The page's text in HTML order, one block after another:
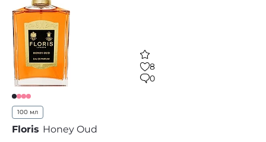
8
0
100 мл
Floris Honey Oud